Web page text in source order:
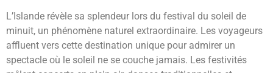
L’Islande révèle sa splendeur lors du festival du soleil de
minuit, un phénomène naturel extraordinaire. Les voyageurs
affluent vers cette destination unique pour admirer un
spectacle où le soleil ne se couche jamais. Les festivités